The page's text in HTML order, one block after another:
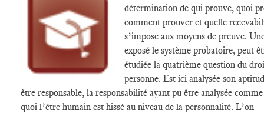
détermination de qui prouve, quoi
comment prouver et quelle
s’impose aux moyens de preuve.
exposé le système probatoire, peut
étudiée la quatrième question du
personne. Est ici analysée son
être responsable, la responsabilité ayant pu être analysée
quoi l’être humain est hissé au niveau de la personnalité. L’on